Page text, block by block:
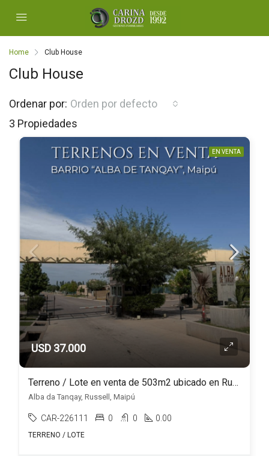
Home Club House
Club House
3 Propiedades
Ordenar por: Orden por defecto
EN VENTA
USD 37.000
Terreno / Lote en venta de 503m2 ubicado en Russell
Alba da Tanqay, Russell, Maipú
CAR-226111 0 0 0.00
TERRENO / LOTE